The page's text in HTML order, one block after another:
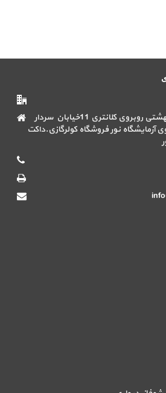
میدان کرج خیابان بهشتی روبروی کلانتری 11خیابان سردار
آزمایشگاه نور فروشگاه کولرگازی.داکت